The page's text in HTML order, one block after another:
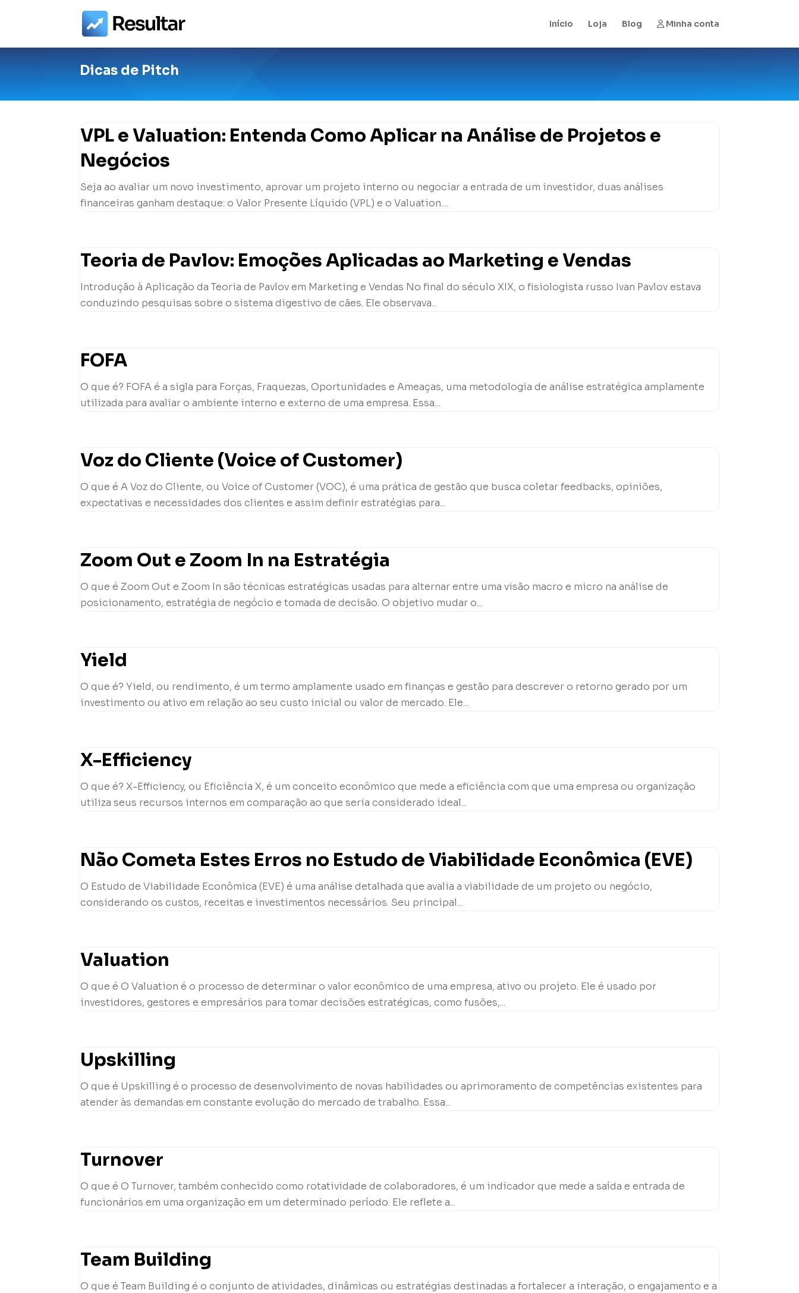
Início Loja Blog Minha conta
Dicas de Pitch
VPL e Valuation: Entenda Como Aplicar na Análise de Projetos e
Negócios
Seja ao avaliar um novo investimento, aprovar um projeto interno ou negociar a entrada de um investidor, duas análises
financeiras ganham destaque: o Valor Presente Líquido (VPL) e o Valuation....
Teoria de Pavlov: Emoções Aplicadas ao Marketing e Vendas
Introdução à Aplicação da Teoria de Pavlov em Marketing e Vendas No final do século XIX, o fisiologista russo Ivan Pavlov estava
conduzindo pesquisas sobre o sistema digestivo de cães. Ele observava...
FOFA
O que é? FOFA é a sigla para Forças, Fraquezas, Oportunidades e Ameaças, uma metodologia de análise estratégica amplamente
utilizada para avaliar o ambiente interno e externo de uma empresa. Essa...
Voz do Cliente (Voice of Customer)
O que é A Voz do Cliente, ou Voice of Customer (VOC), é uma prática de gestão que busca coletar feedbacks, opiniões,
expectativas e necessidades dos clientes e assim definir estratégias para...
Zoom Out e Zoom In na Estratégia
O que é Zoom Out e Zoom In são técnicas estratégicas usadas para alternar entre uma visão macro e micro na análise de
posicionamento, estratégia de negócio e tomada de decisão. O objetivo mudar o...
Yield
O que é? Yield, ou rendimento, é um termo amplamente usado em finanças e gestão para descrever o retorno gerado por um
investimento ou ativo em relação ao seu custo inicial ou valor de mercado. Ele...
X-Efficiency
O que é? X-Efficiency, ou Eficiência X, é um conceito econômico que mede a eficiência com que uma empresa ou organização
utiliza seus recursos internos em comparação ao que seria considerado ideal...
Não Cometa Estes Erros no Estudo de Viabilidade Econômica (EVE)
O Estudo de Viabilidade Econômica (EVE) é uma análise detalhada que avalia a viabilidade de um projeto ou negócio,
considerando os custos, receitas e investimentos necessários. Seu principal...
Valuation
O que é O Valuation é o processo de determinar o valor econômico de uma empresa, ativo ou projeto. Ele é usado por
investidores, gestores e empresários para tomar decisões estratégicas, como fusões,...
Upskilling
O que é Upskilling é o processo de desenvolvimento de novas habilidades ou aprimoramento de competências existentes para
atender às demandas em constante evolução do mercado de trabalho. Essa...
Turnover
O que é O Turnover, também conhecido como rotatividade de colaboradores, é um indicador que mede a saída e entrada de
funcionários em uma organização em um determinado período. Ele reflete a...
Team Building
O que é Team Building é o conjunto de atividades, dinâmicas ou estratégias destinadas a fortalecer a interação, o engajamento e a